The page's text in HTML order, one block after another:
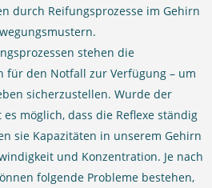
durch Reifungsprozesse im Gehirn
stehen die
für den Notfall zur Verfügung – um
sicherzustellen. Wurde der
möglich, dass die Reflexe ständig
sie Kapazitäten in unserem Gehirn
und Konzentration. Je nach
folgende Probleme bestehen,